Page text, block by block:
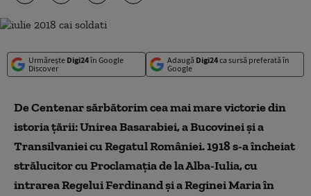
Urmărește Digi24în Google
Discover
Adaugă Digi24ca sursă preferată în
Google
De Centenar sărbătorim cea mai mare victorie din
istoria ţării: Unirea Basarabiei, a Bucovinei şi a
Transilvaniei cu Regatul României. 1918 s-a încheiat
strălucitor cu Proclamaţia de la Alba-Iulia, cu
intrarea Regelui Ferdinand şi a Reginei Maria în